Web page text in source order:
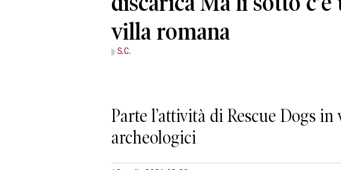
villa romana
S.C.
Parte l’attività di Rescue Dogs
archeologici